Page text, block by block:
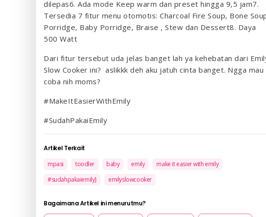
dilepas6. Ada mode Keep warm dan preset hingga 9,5 jam7.
Tersedia 7 fitur menu otomotis: Charcoal Fire Soup, Bone
Porridge, Baby Porridge, Braise , Stew dan Dessert8. Daya
500 Watt
Dari fitur tersebut uda jelas banget lah ya kehebatan dari
Slow Cooker ini? aslikkk deh aku jatuh cinta banget. Ngga mau
coba nih moms?
#MakeItEasierWithEmily
#SudahPakaiEmily
Artikel Terkait
mpasi
toodler baby emily
make it easier with emily
#sudahpakaiemily]
emilyslowcooker
Bagaimana Artikel ini menurutmu?